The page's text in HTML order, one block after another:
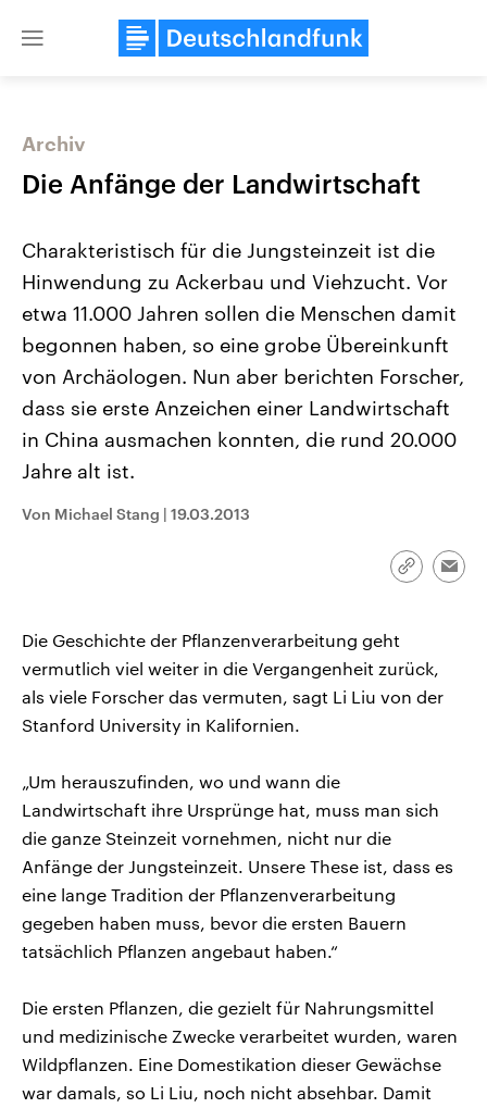
Close
Landtagswahl Sachsen-Anhalt
2026
Alle Informationen
Sachsen-Anhalt wählt am 6.
September 2026 einen neuen
Landtag. Seit 2021 wird das
Bundesland von einer Koalition aus
Umfragen, Prognosen,
USA
Aktuelle Beiträge,
Hintergründe
Wirtschaftlich und
gehören die Vereinigten
Archiv
Die Anfänge der Landwirtschaft
Charakteristisch für die Jungsteinzeit ist die
Hinwendung zu Ackerbau und Viehzucht. Vor
etwa 11.000 Jahren sollen die Menschen damit
begonnen haben, so eine grobe Übereinkunft
von Archäologen. Nun aber berichten Forscher,
dass sie erste Anzeichen einer Landwirtschaft
in China ausmachen konnten, die rund 20.000
Jahre alt ist.
Von Michael Stang | 19.03.2013
Link
Die Geschichte der Pflanzenverarbeitung geht
vermutlich viel weiter in die Vergangenheit zurück,
als viele Forscher das vermuten, sagt Li Liu von der
Stanford University in Kalifornien.
„Um herauszufinden, wo und wann die
Landwirtschaft ihre Ursprünge hat, muss man sich
die ganze Steinzeit vornehmen, nicht nur die
Anfänge der Jungsteinzeit. Unsere These ist, dass es
eine lange Tradition der Pflanzenverarbeitung
gegeben haben muss, bevor die ersten Bauern
tatsächlich Pflanzen angebaut haben.“
Die ersten Pflanzen, die gezielt für Nahrungsmittel
und medizinische Zwecke verarbeitet wurden, waren
Wildpflanzen. Eine Domestikation dieser Gewächse
war damals, so Li Liu, noch nicht absehbar. Damit